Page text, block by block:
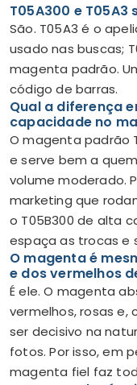
T05A300 e
São. T05A3 é o
usado nas buscas;
magenta padrão.
código de barras.
Qual a diferença
capacidade no
O magenta padrão
e serve bem a
volume moderado.
marketing que
o T05B300 de alta
espaça as trocas e
O magenta é
e dos vermelhos
É ele. O magenta
vermelhos, rosas e,
ser decisivo na
fotos. Por isso, em
magenta fiel faz